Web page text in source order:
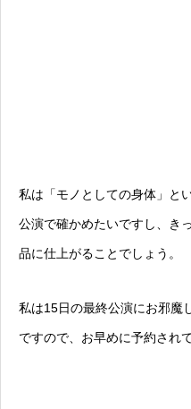
私は「モノとしての身体」と
公演で確かめたいですし、き
品に仕上がることでしょう。
私は15日の最終公演にお邪魔
ですので、お早めに予約され